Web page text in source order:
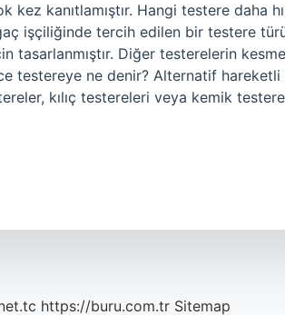
kanıtlamıştır. Hangi testere daha
işçiliğinde tercih edilen bir testere
tasarlanmıştır. Diğer testerelerin
testereye ne denir? Alternatif
kılıç testereleri veya kemik
https://buru.com.tr Sitemap